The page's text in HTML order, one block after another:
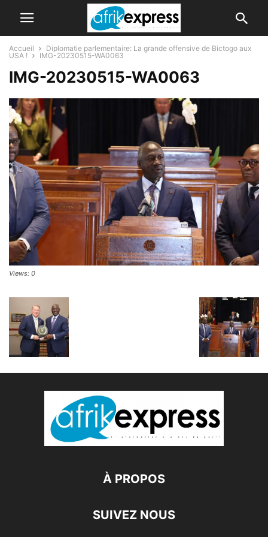
Accueil
Diplomatie parlementaire: La grande offensive de Bictogo aux
USA !
IMG-20230515-WA0063
IMG-20230515-WA0063
Views: 0
À PROPOS
SUIVEZ NOUS